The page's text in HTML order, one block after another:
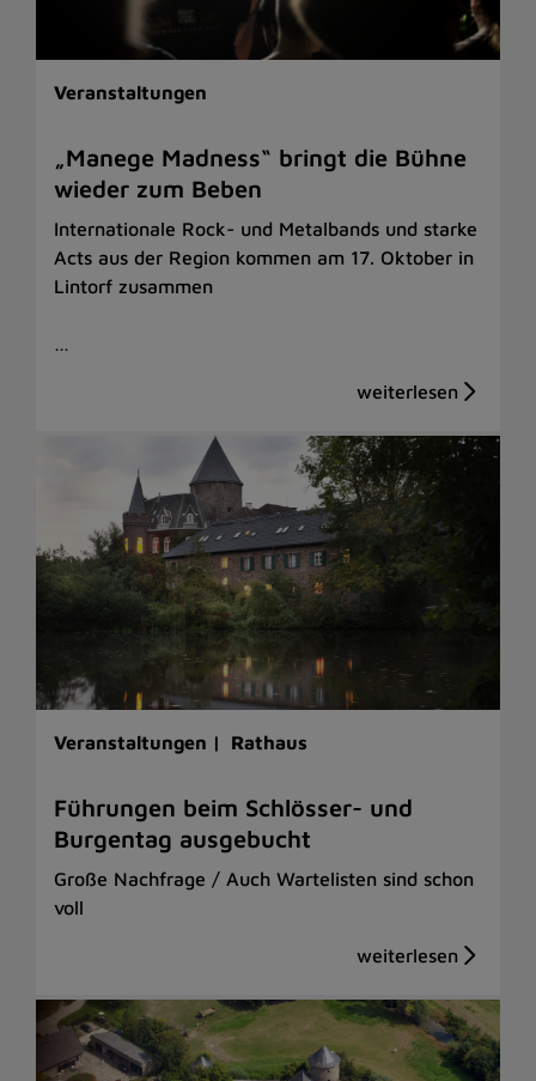
Veranstaltungen
„Manege Madness“ bringt die Bühne
wieder zum Beben
Internationale Rock- und Metalbands und starke
Acts aus der Region kommen am 17. Oktober in
Lintorf zusammen
…
Veranstaltungen | Rathaus
Führungen beim Schlösser- und
Burgentag ausgebucht
Große Nachfrage / Auch Wartelisten sind schon
voll